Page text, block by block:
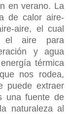
en verano. La
de calor aire-
aire, el cual
el aire para
y agua
térmica
nos rodea,
puede extraer
una fuente de
naturaleza al